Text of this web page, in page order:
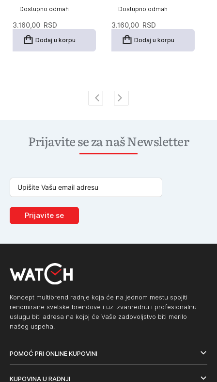
Dostupno odmah
3.160,00 RSD
Dodaj u korpu
Dostupno odmah
3.160,00 RSD
Dodaj u korpu
Prijavite se za naš Newsletter
Prijavite se
Koncept multibrend radnje koja će na jednom mestu spojiti
renomirane svetske brendove i uz izvanrednu i profesionalnu
uslugu biti adresa na kojoj će Vaše zadovoljstvo biti merilo
našeg uspeha.
POMOĆ PRI ONLINE KUPOVINI
KUPOVINA U RADNJI